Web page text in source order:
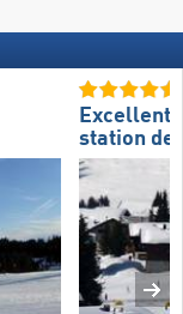
Excellente
station